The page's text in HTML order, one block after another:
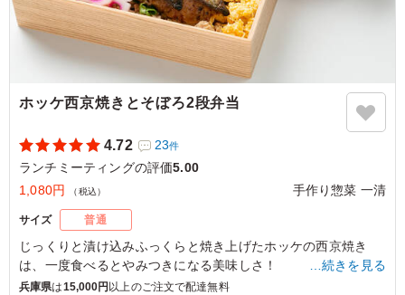
ホッケ西京焼きとそぼろ2段弁当
4.72 23件
ランチミーティングの評価5.00
1,080円
（税込） 手作り惣菜 一清
サイズ 普通
じっくりと漬け込みふっくらと焼き上げたホッケの西京焼き
は、一度食べるとやみつきになる美味しさ！
たっぷりの手作り総菜と、特製のそぼろご飯でお楽しみ下さ
…続きを見る
兵庫県は15,000円 以上のご注文で配達無料